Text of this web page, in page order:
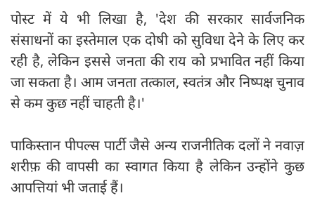
पोस्ट में ये भी लिखा है, 'देश की सरकार सार्वजनिक
संसाधनों का इस्तेमाल एक दोषी को सुविधा देने के लिए कर
रही है, लेकिन इससे जनता की राय को प्रभावित नहीं किया
जा सकता है। आम जनता तत्काल, स्वतंत्र और निष्पक्ष चुनाव
से कम कुछ नहीं चाहती है।'
पाकिस्तान पीपल्स पार्टी जैसे अन्य राजनीतिक दलों ने नवाज़
शरीफ़ की वापसी का स्वागत किया है लेकिन उन्होंने कुछ
आपत्तियां भी जताई हैं।